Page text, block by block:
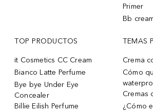
Primer
Bb
TOP PRODUCTOS
it Cosmetics CC Cream
Bianco Latte Perfume
Bye bye Under Eye
Concealer
Billie Eilish Perfume
TEMAS
Crema
Cómo
Cremas
¿Cómo